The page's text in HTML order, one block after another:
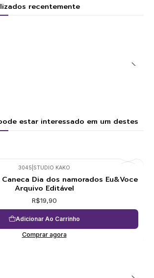
recentemente
estar interessado em um destes
3045 STUDIO KAKO
Dia dos namorados Eu&Voce
Arquivo Editável
R$19,90
Adicionar Ao Carrinho
Comprar agora